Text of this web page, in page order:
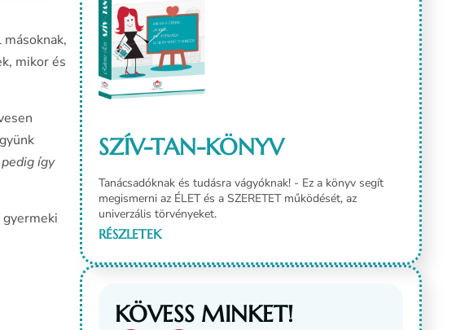
mikor és
így
SZÍV-TAN-KÖNYV
Tanácsadóknak és tudásra vágyóknak! - Ez a könyv segít
megismerni az ÉLET és a SZERETET működését, az
univerzális törvényeket.
KÖVESS MINKET!